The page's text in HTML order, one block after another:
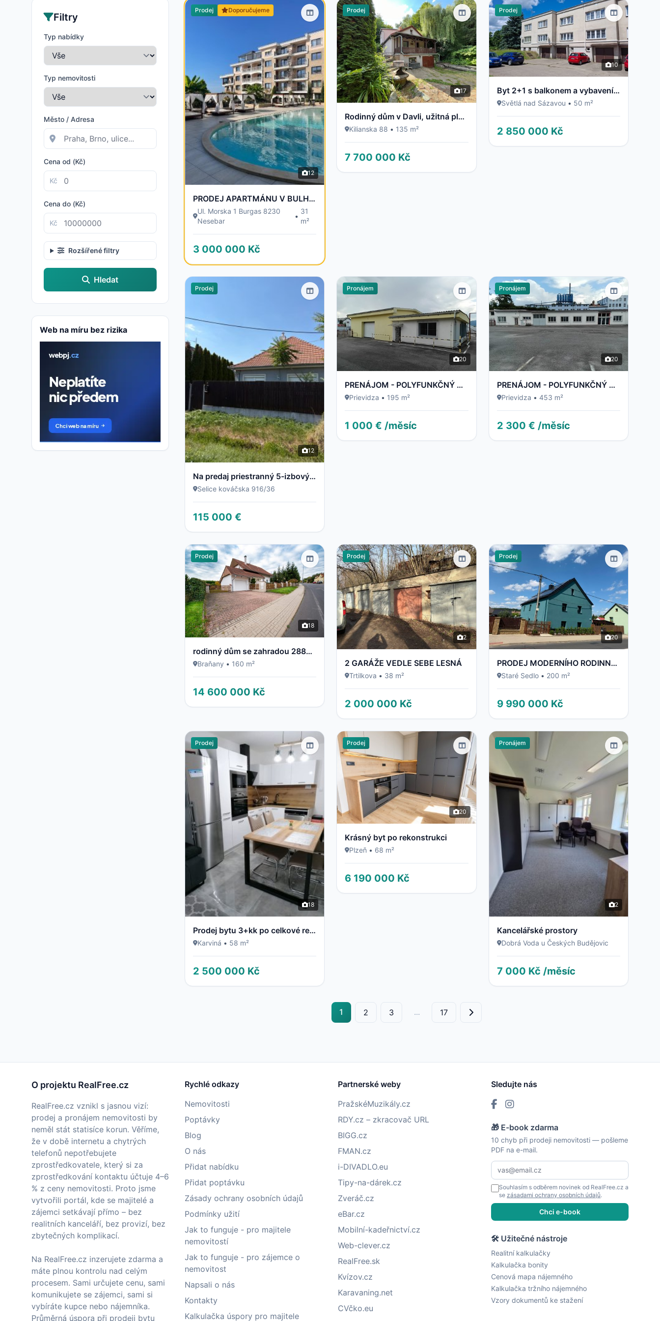
2
Filtry
Typ nabídky
Typ nemovitosti
Město / Adresa
Cena od (Kč)
Kč
Cena do (Kč)
Kč
Rozšířené filtry
Hledat
Web na míru bez rizika
Prodej Doporučujeme
12
PRODEJ APARTMÁNU V BULHARSKU - 100 m od moře
Ul. Morska 1 Burgas 8230
Nesebar
•
31
m²
3 000 000 Kč
Prodej
17
Rodinný dům v Davli, užitná plocha 135 m2, rovinatý pozemek 594 m2
Kilianska 88 • 135 m²
7 700 000 Kč
Prodej
10
Byt 2+1 s balkonem a vybavením – Světlá nad Sázavou
Světlá nad Sázavou • 50 m²
2 850 000 Kč
Prodej
12
Na predaj priestranný 5-izbový rodinný dom v obci Selice pripravený stať sa vaším novým domovom
Selice kováčska 916/36
115 000 €
Pronájem
20
PRENÁJOM - POLYFUNKČNÝ OBJEKT / BUDOVA - NECPALSKÁ CESTA 34 E – PRIEVIDZA
Prievidza • 195 m²
1 000 € /měsíc
Pronájem
20
PRENÁJOM - POLYFUNKČNÝ OBJEKT / BUDOVA - NECPALSKÁ CESTA 34 B – PRIEVIDZA
Prievidza • 453 m²
2 300 € /měsíc
Prodej
18
rodinný dům se zahradou 2883m2
Braňany • 160 m²
14 600 000 Kč
Prodej
2
2 GARÁŽE VEDLE SEBE LESNÁ
Trtilkova • 38 m²
2 000 000 Kč
Prodej
20
PRODEJ MODERNÍHO RODINNÉHO DOMU 5+KK | 200 m² | PO KOMPLETNÍ REKONSTRUKCI | POZEMEK 700 m² | STARÉ S
Staré Sedlo • 200 m²
9 990 000 Kč
Prodej
18
Prodej bytu 3+kk po celkové rekonstrukci
Karviná • 58 m²
2 500 000 Kč
Prodej
20
Krásný byt po rekonstrukci
Plzeň • 68 m²
6 190 000 Kč
Pronájem
2
Kancelářské prostory
Dobrá Voda u Českých Budějovic
7 000 Kč /měsíc
1 2 3 ... 17
O projektu RealFree.cz
RealFree.cz vznikl s jasnou vizí:
prodej a pronájem nemovitosti by
neměl stát statisíce korun. Věříme,
že v době internetu a chytrých
telefonů nepotřebujete
zprostředkovatele, který si za
zprostředkování kontaktu účtuje 4–6
% z ceny nemovitosti. Proto jsme
vytvořili portál, kde se majitelé a
zájemci setkávají přímo – bez
realitních kanceláří, bez provizí, bez
zbytečných komplikací.
Na RealFree.cz inzerujete zdarma a
máte plnou kontrolu nad celým
procesem. Sami určujete cenu, sami
komunikujete se zájemci, sami si
vybíráte kupce nebo nájemníka.
Průměrná úspora při prodeji bytu
Rychlé odkazy
Nemovitosti
Poptávky
Blog
O nás
Přidat nabídku
Přidat poptávku
Zásady ochrany osobních údajů
Podmínky užití
Jak to funguje - pro majitele
nemovitostí
Jak to funguje - pro zájemce o
nemovitost
Napsali o nás
Kontakty
Kalkulačka úspory pro majitele
Partnerské weby
PražskéMuzikály.cz
RDY.cz – zkracovač URL
BIGG.cz
FMAN.cz
i-DIVADLO.eu
Tipy-na-dárek.cz
Zveráč.cz
eBar.cz
Mobilní-kadeřnictví.cz
Web-clever.cz
RealFree.sk
Kvízov.cz
Karavaning.net
CVčko.eu
Sledujte nás
🎁 E-book zdarma
10 chyb při prodeji nemovitosti — pošleme
PDF na e-mail.
Souhlasím s odběrem novinek od RealFree.cz a
se zásadami ochrany osobních údajů.
Chci e-book
🛠 Užitečné nástroje
Realitní kalkulačky
Kalkulačka bonity
Cenová mapa nájemného
Kalkulačka tržního nájemného
Vzory dokumentů ke stažení